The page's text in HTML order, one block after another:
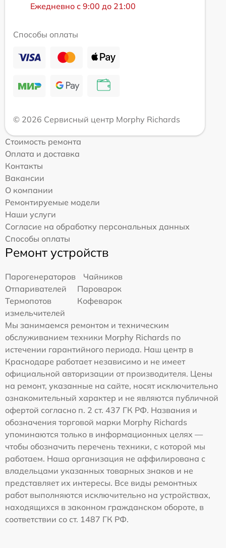
Ежедневно с 9:00 до 21:00
Способы оплаты
© 2026 Сервисный центр Morphy Richards
Стоимость ремонта
Оплата и доставка
Контакты
Вакансии
О компании
Ремонтируемые модели
Наши услуги
Согласие на обработку персональных данных
Способы оплаты
Ремонт устройств
Парогенераторов
Чайников
Отпаривателей
Пароварок
Термопотов
Кофеварок
измельчителей
Мы занимаемся ремонтом и техническим
обслуживанием техники Morphy Richards по
истечении гарантийного периода. Наш центр в
Краснодаре работает независимо и не имеет
официальной авторизации от производителя. Цены
на ремонт, указанные на сайте, носят исключительно
ознакомительный характер и не являются публичной
офертой согласно п. 2 ст. 437 ГК РФ. Названия и
обозначения торговой марки Morphy Richards
упоминаются только в информационных целях —
чтобы обозначить перечень техники, с которой мы
работаем. Наша организация не аффилирована с
владельцами указанных товарных знаков и не
представляет их интересы. Все виды ремонтных
работ выполняются исключительно на устройствах,
находящихся в законном гражданском обороте, в
соответствии со ст. 1487 ГК РФ.